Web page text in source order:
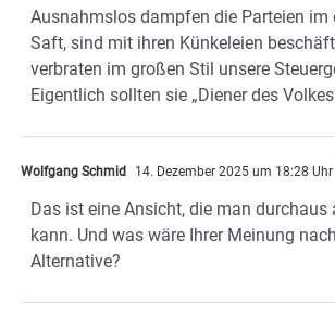
Ausnahmslos dampfen die Parteien im
Saft, sind mit ihren Künkeleien
verbraten im großen Stil unsere
Eigentlich sollten sie „Diener des
Wolfgang Schmid 14. Dezember 2025 um 18:28 Uhr
Das ist eine Ansicht, die man durchaus
kann. Und was wäre Ihrer Meinung
Alternative?